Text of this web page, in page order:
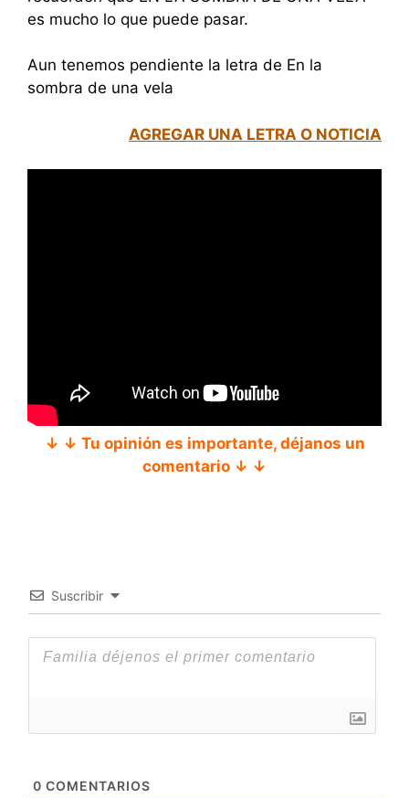
es mucho lo que puede pasar.
Aun tenemos pendiente la letra de En la
sombra de una vela
AGREGAR UNA LETRA O NOTICIA
↓ ↓ Tu opinión es importante, déjanos un
comentario ↓ ↓
Suscribir
0 COMENTARIOS